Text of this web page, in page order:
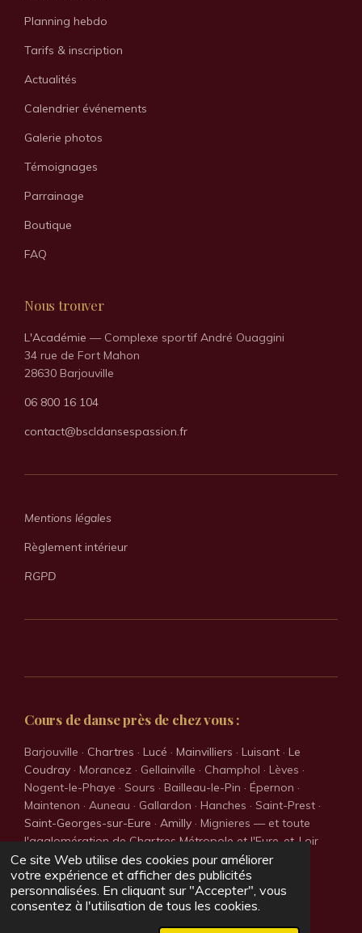
Ce site Web utilise des cookies pour améliorer
votre expérience et afficher des publicités
personnalisées. En cliquant sur "Accepter", vous
consentez à l'utilisation de tous les cookies.
Planning hebdo
Tarifs & inscription
Actualités
Calendrier événements
Galerie photos
Témoignages
Parrainage
Boutique
FAQ
Nous trouver
L'Académie — Complexe sportif André Ouaggini
34 rue de Fort Mahon
28630 Barjouville
06 800 16 104
contact@bscldansespassion.fr
Mentions légales
Règlement intérieur
RGPD
Cours de danse près de chez vous :
Barjouville · Chartres · Lucé · Mainvilliers · Luisant · Le
Coudray · Morancez · Gellainville · Champhol · Lèves ·
Nogent-le-Phaye · Sours · Bailleau-le-Pin · Épernon ·
Maintenon · Auneau · Gallardon · Hanches · Saint-Prest ·
Saint-Georges-sur-Eure · Amilly · Mignieres — et toute
l'agglomération de Chartres Métropole et l'Eure-et-Loir
(28).
© 1991–2026 BSCL Danses & Passion · Section du BSCL ·
Association loi 1901
Propulsé par Webador